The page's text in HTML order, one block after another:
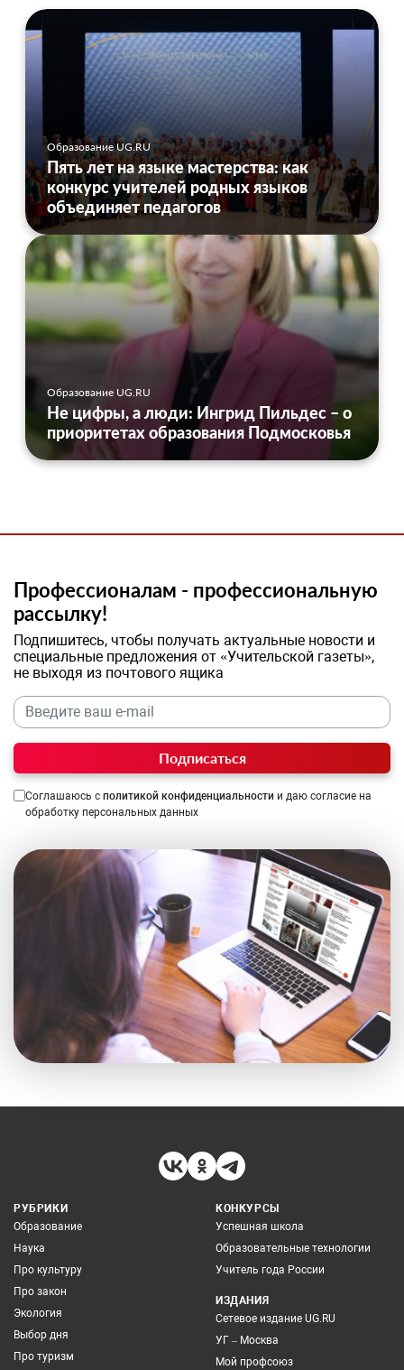
Образование UG.RU
Пять лет на языке мастерства: как
конкурс учителей родных языков
объединяет педагогов
Образование UG.RU
Не цифры, а люди: Ингрид Пильдес – о
приоритетах образования Подмосковья
Профессионалам - профессиональную
рассылку!
Подпишитесь, чтобы получать актуальные новости и
специальные предложения от «Учительской газеты»,
не выходя из почтового ящика
Подписаться
Соглашаюсь с политикой конфиденциальности и даю согласие на
обработку персональных данных
РУБРИКИ
Образование
Наука
Про культуру
Про закон
Экология
Выбор дня
Про туризм
КОНКУРСЫ
Успешная школа
Образовательные технологии
Учитель года России
ИЗДАНИЯ
Сетевое издание UG.RU
УГ – Москва
Мой профсоюз